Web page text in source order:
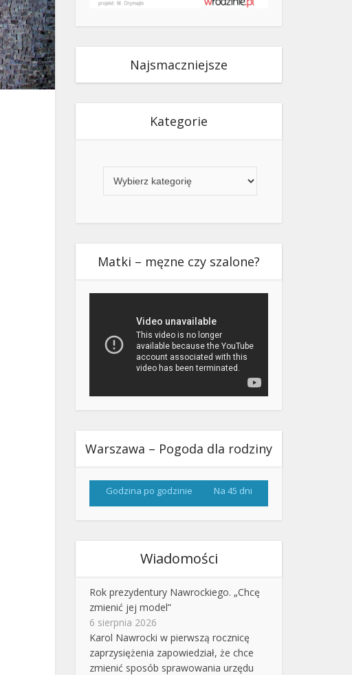
Najsmaczniejsze
Kategorie
Matki – męzne czy szalone?
Warszawa – Pogoda dla rodziny
Godzina po godzinie Na 45 dni
Wiadomości
Rok prezydentury Nawrockiego. „Chcę
zmienić jej model”
6 sierpnia 2026
Karol Nawrocki w pierwszą rocznicę
zaprzysiężenia zapowiedział, że chce
zmienić sposób sprawowania urzędu